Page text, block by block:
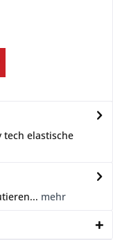
tech elastische
mehr